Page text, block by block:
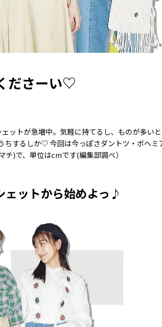
ださーい♡
ットが急増中。気軽に持てるし、ものが多い
するしか♡ 今回は今っぽさダントツ・ボヘミ
)で、単位はcmです(編集部調べ）
ェットから始めよっ♪